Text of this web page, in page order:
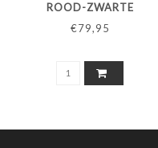
ROOD-ZWARTE
KORSETSLUITING
€79,95